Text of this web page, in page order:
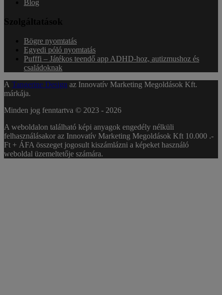
Blog
Szolgáltatások
Bögre nyomtatás
Egyedi póló nyomtatás
Pufffi – Játékos teendő app ADHD-hoz, autizmushoz és
családoknak
A Tangerine Design az Innovatív Marketing Megoldások Kft.
márkája.
Minden jog fenntartva © 2023 - 2026
A weboldalon található képi anyagok engedély nélküli
felhasználásakor az Innovatív Marketing Megoldások Kft 10.000 .-
Ft + ÁFA összeget jogosult kiszámlázni a képeket használó
weboldal üzemeltetője számára.